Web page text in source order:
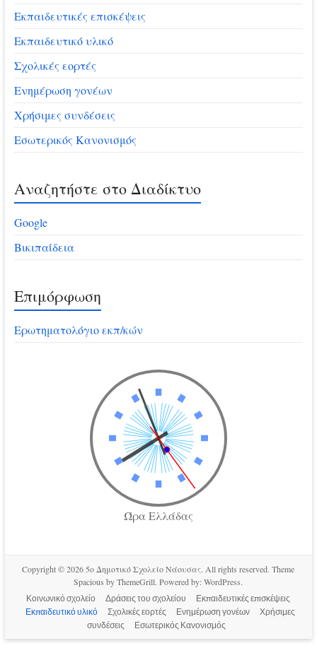
Εκπαιδευτικές επισκέψεις
Εκπαιδευτικό υλικό
Σχολικές εορτές
Ενημέρωση γονέων
Χρήσιμες συνδέσεις
Εσωτερικός Κανονισμός
Αναζητήστε στο Διαδίκτυο
Google
Βικιπαίδεια
Επιμόρφωση
Ερωτηματολόγιο εκπ/κών
Ώρα Ελλάδας
Copyright © 2026 5ο Δημοτικό Σχολείο Νάουσας. All rights reserved. Theme
Spacious by ThemeGrill. Powered by:WordPress.
Κοινωνικό σχολείο Δράσεις του σχολείου
Εκπαιδευτικές επισκέψεις
Εκπαιδευτικό υλικό
Σχολικές εορτές Ενημέρωση γονέων
Χρήσιμες
συνδέσεις
Εσωτερικός Κανονισμός